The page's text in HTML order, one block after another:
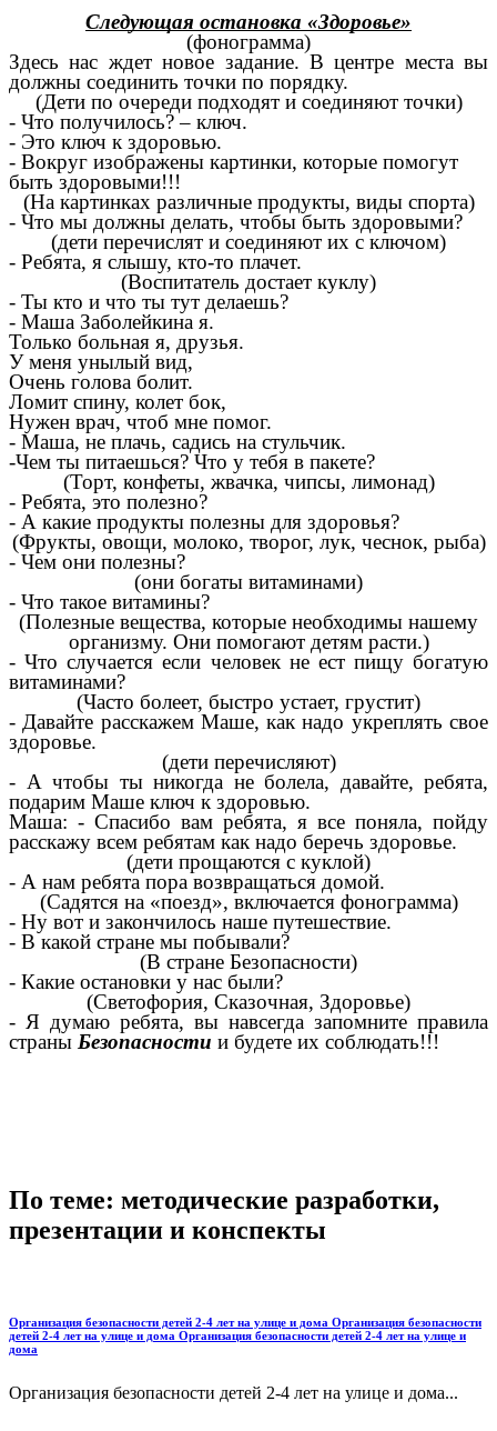
Следующая остановка «Здоровье»
(фонограмма)
Здесь нас ждет новое задание. В центре места вы
должны соединить точки по порядку.
(Дети по очереди подходят и соединяют точки)
- Что получилось? – ключ.
- Это ключ к здоровью.
- Вокруг изображены картинки, которые помогут
быть здоровыми!!!
(На картинках различные продукты, виды спорта)
- Что мы должны делать, чтобы быть здоровыми?
(дети перечислят и соединяют их с ключом)
- Ребята, я слышу, кто-то плачет.
(Воспитатель достает куклу)
- Ты кто и что ты тут делаешь?
- Маша Заболейкина я.
Только больная я, друзья.
У меня унылый вид,
Очень голова болит.
Ломит спину, колет бок,
Нужен врач, чтоб мне помог.
- Маша, не плачь, садись на стульчик.
-Чем ты питаешься? Что у тебя в пакете?
(Торт, конфеты, жвачка, чипсы, лимонад)
- Ребята, это полезно?
- А какие продукты полезны для здоровья?
(Фрукты, овощи, молоко, творог, лук, чеснок, рыба)
- Чем они полезны?
(они богаты витаминами)
- Что такое витамины?
(Полезные вещества, которые необходимы нашему
организму. Они помогают детям расти.)
- Что случается если человек не ест пищу богатую
витаминами?
(Часто болеет, быстро устает, грустит)
- Давайте расскажем Маше, как надо укреплять свое
здоровье.
(дети перечисляют)
- А чтобы ты никогда не болела, давайте, ребята,
подарим Маше ключ к здоровью.
Маша: - Спасибо вам ребята, я все поняла, пойду
расскажу всем ребятам как надо беречь здоровье.
(дети прощаются с куклой)
- А нам ребята пора возвращаться домой.
(Садятся на «поезд», включается фонограмма)
- Ну вот и закончилось наше путешествие.
- В какой стране мы побывали?
(В стране Безопасности)
- Какие остановки у нас были?
(Светофория, Сказочная, Здоровье)
- Я думаю ребята, вы навсегда запомните правила
страны Безопасности и будете их соблюдать!!!
По теме: методические разработки,
презентации и конспекты
Организация безопасности детей 2-4 лет на улице и дома Организация безопасности
детей 2-4 лет на улице и дома Организация безопасности детей 2-4 лет на улице и
дома
Организация безопасности детей 2-4 лет на улице и дома...